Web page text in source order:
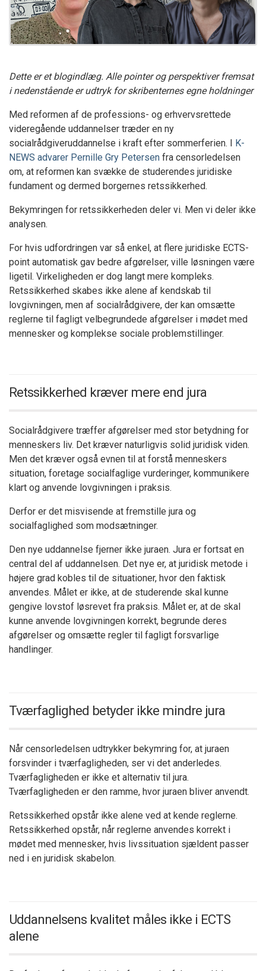
Dette er et blogindlæg. Alle pointer og perspektiver fremsat
i nedenstående er udtryk for skribenternes egne holdninger
Med reformen af de professions- og erhvervsrettede
videregående uddannelser træder en ny
socialrådgiveruddannelse i kraft efter sommerferien. I K-
NEWS advarer Pernille Gry Petersen fra censorledelsen
om, at reformen kan svække de studerendes juridiske
fundament og dermed borgernes retssikkerhed.
Bekymringen for retssikkerheden deler vi. Men vi deler ikke
analysen.
For hvis udfordringen var så enkel, at flere juridiske ECTS-
point automatisk gav bedre afgørelser, ville løsningen være
ligetil. Virkeligheden er dog langt mere kompleks.
Retssikkerhed skabes ikke alene af kendskab til
lovgivningen, men af socialrådgivere, der kan omsætte
reglerne til fagligt velbegrundede afgørelser i mødet med
mennesker og komplekse sociale problemstillinger.
Retssikkerhed kræver mere end jura
Socialrådgivere træffer afgørelser med stor betydning for
menneskers liv. Det kræver naturligvis solid juridisk viden.
Men det kræver også evnen til at forstå menneskers
situation, foretage socialfaglige vurderinger, kommunikere
klart og anvende lovgivningen i praksis.
Derfor er det misvisende at fremstille jura og
socialfaglighed som modsætninger.
Den nye uddannelse fjerner ikke juraen. Jura er fortsat en
central del af uddannelsen. Det nye er, at juridisk metode i
højere grad kobles til de situationer, hvor den faktisk
anvendes. Målet er ikke, at de studerende skal kunne
gengive lovstof løsrevet fra praksis. Målet er, at de skal
kunne anvende lovgivningen korrekt, begrunde deres
afgørelser og omsætte regler til fagligt forsvarlige
handlinger.
Tværfaglighed betyder ikke mindre jura
Når censorledelsen udtrykker bekymring for, at juraen
forsvinder i tværfagligheden, ser vi det anderledes.
Tværfagligheden er ikke et alternativ til jura.
Tværfagligheden er den ramme, hvor juraen bliver anvendt.
Retssikkerhed opstår ikke alene ved at kende reglerne.
Retssikkerhed opstår, når reglerne anvendes korrekt i
mødet med mennesker, hvis livssituation sjældent passer
ned i en juridisk skabelon.
Uddannelsens kvalitet måles ikke i ECTS
alene